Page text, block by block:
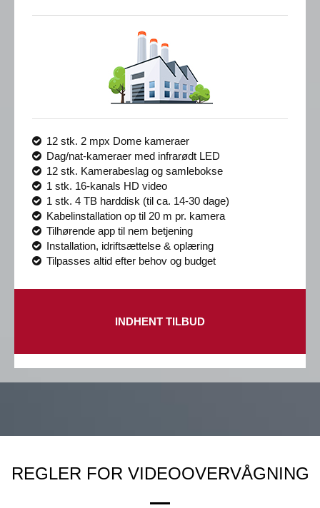
12 stk. 2 mpx Dome kameraer
Dag/nat-kameraer med infrarødt LED
12 stk. Kamerabeslag og samlebokse
1 stk. 16-kanals HD video
1 stk. 4 TB harddisk (til ca. 14-30 dage)
Kabelinstallation op til 20 m pr. kamera
Tilhørende app til nem betjening
Installation, idriftsættelse & oplæring
Tilpasses altid efter behov og budget
INDHENT TILBUD
REGLER FOR VIDEOOVERVÅGNING